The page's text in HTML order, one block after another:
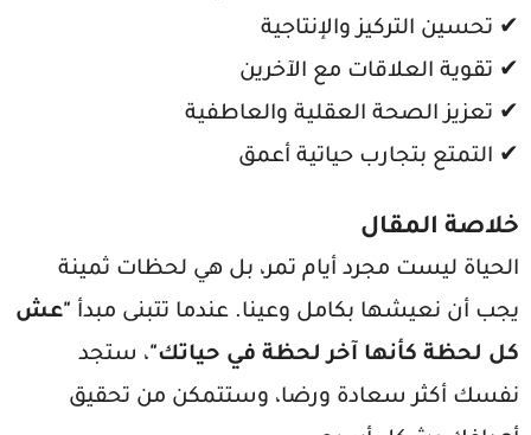
✔ تحسين التركيز والإنتاجية
✔ تقوية العلاقات مع الآخرين
✔ تعزيز الصحة العقلية والعاطفية
✔ التمتع بتجارب حياتية أعمق
خلاصة المقال
الحياة ليست مجرد أيام تمر، بل هي لحظات ثمينة
يجب أن نعيشها بكامل وعينا. عندما تتبنى مبدأ "عش
كل لحظة كأنها آخر لحظة في حياتك"، ستجد
نفسك أكثر سعادة ورضا، وستتمكن من تحقيق